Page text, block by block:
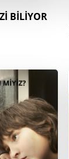
BİLİYOR